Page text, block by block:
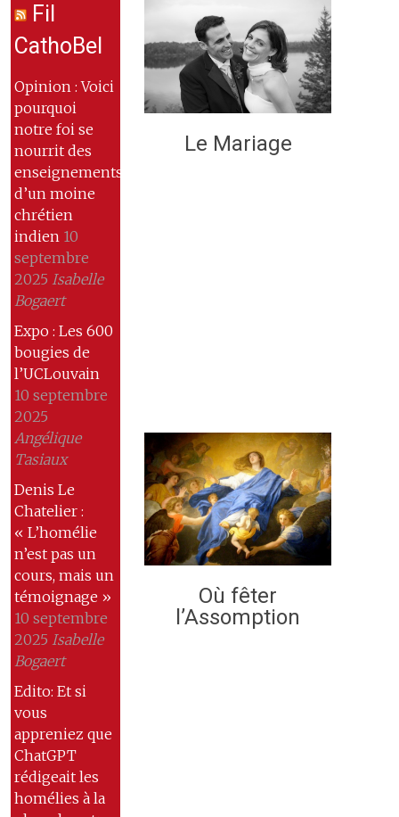
Fil
CathoBel
Opinion : Voici
pourquoi
notre foi se
nourrit des
enseignements
d’un moine
chrétien
indien 10
septembre
2025 Isabelle
Bogaert
Expo : Les 600
bougies de
l’UCLouvain
10 septembre
2025
Angélique
Tasiaux
Denis Le
Chatelier :
« L’homélie
n’est pas un
cours, mais un
témoignage »
10 septembre
2025 Isabelle
Bogaert
Edito: Et si
vous
appreniez que
ChatGPT
rédigeait les
homélies à la
Le Mariage
Où fêter
l’Assomption